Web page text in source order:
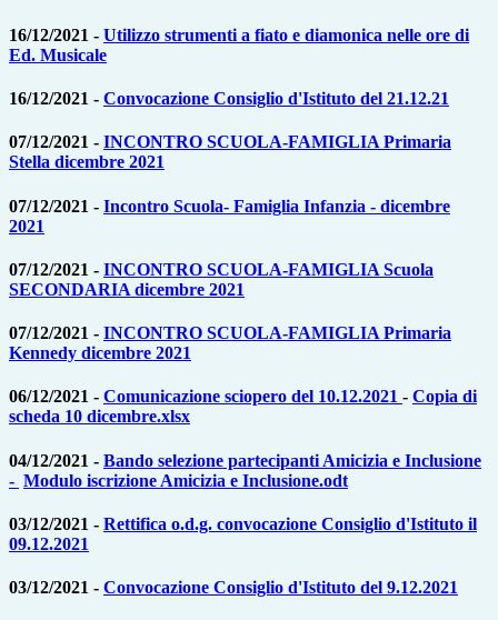
16/12/2021 - Utilizzo strumenti a fiato e diamonica nelle ore di
Ed. Musicale
16/12/2021 - Convocazione Consiglio d'Istituto del 21.12.21
07/12/2021 - INCONTRO SCUOLA-FAMIGLIA Primaria
Stella dicembre 2021
07/12/2021 - Incontro Scuola- Famiglia Infanzia - dicembre
2021
07/12/2021 - INCONTRO SCUOLA-FAMIGLIA Scuola
SECONDARIA dicembre 2021
07/12/2021 - INCONTRO SCUOLA-FAMIGLIA Primaria
Kennedy dicembre 2021
06/12/2021 - Comunicazione sciopero del 10.12.2021 - Copia di
scheda 10 dicembre.xlsx
04/12/2021 - Bando selezione partecipanti Amicizia e Inclusione
- Modulo iscrizione Amicizia e Inclusione.odt
03/12/2021 - Rettifica o.d.g. convocazione Consiglio d'Istituto il
09.12.2021
03/12/2021 - Convocazione Consiglio d'Istituto del 9.12.2021